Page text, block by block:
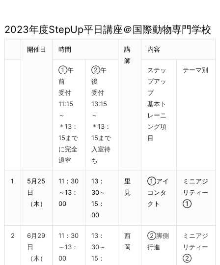
2023年度StepUp平日講座＠国際動物専門学校
開催日 時間
講
師
内容
①午
前
受付
11:15
～
＊13：
15まで
に完全
退室
②午
後
受付
13:15
～
＊13：
15まで
入室待
ち
ステッ
プアッ
プ
基本ト
レーニ
ング項
目
テーマ別
1
5月25
日
（木）
11：30
～13：
00
13：
30～
15：
00
里
見
①アイ
コンタ
クト
ミニアジ
リティー
①
2
6月29
日
（木）
11：30
～13：
00
13：
30～
15：
西
岡
②脚側
行進
ミニアジ
リティー
②